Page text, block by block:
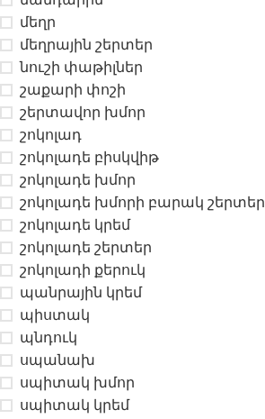
մեղր
մեղրային շերտեր
նուշի փաթիլներ
շաքարի փոշի
շերտավոր խմոր
շոկոլադ
շոկոլադե բիսկվիթ
շոկոլադե խմոր
շոկոլադե խմորի բարակ շերտեր
շոկոլադե կրեմ
շոկոլադե շերտեր
շոկոլադի քերուկ
պանրային կրեմ
պիստակ
պնդուկ
սպանախ
սպիտակ խմոր
սպիտակ կրեմ